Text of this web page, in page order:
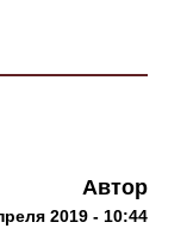
Автор
2019 - 10:44